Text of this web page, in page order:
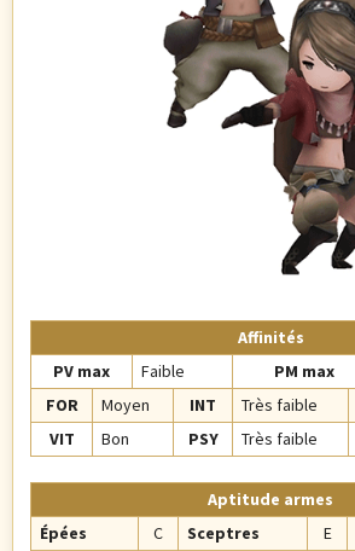
Affinités
PV max
Faible PM max
FOR
Moyen INT Très faible
VIT
Bon PSY Très faible
Aptitude armes
Épées
C Sceptres E